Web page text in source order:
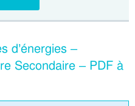
d’énergies –
Secondaire – PDF à